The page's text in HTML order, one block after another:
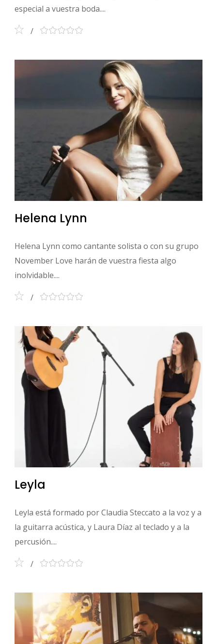
especial a vuestra boda....
Helena Lynn
Helena Lynn como cantante solista o con su grupo
November Love harán de vuestra fiesta algo
inolvidable....
Leyla
Leyla está formado por Claudia Steccato a la voz y a
la guitarra acústica, y Laura Díaz al teclado y a la
percusión....